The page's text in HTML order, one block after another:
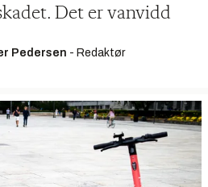
Det er vanvidd
Pedersen - Redaktør